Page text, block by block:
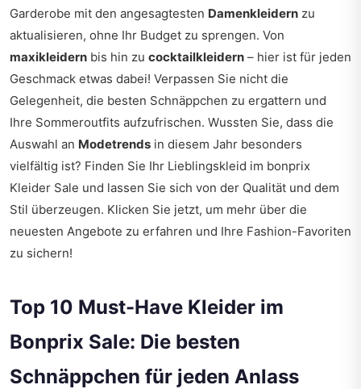
Garderobe mit den angesagtesten Damenkleidern zu
aktualisieren, ohne Ihr Budget zu sprengen. Von
maxikleidern bis hin zu cocktailkleidern – hier ist für jeden
Geschmack etwas dabei! Verpassen Sie nicht die
Gelegenheit, die besten Schnäppchen zu ergattern und
Ihre Sommeroutfits aufzufrischen. Wussten Sie, dass die
Auswahl an Modetrends in diesem Jahr besonders
vielfältig ist? Finden Sie Ihr Lieblingskleid im bonprix
Kleider Sale und lassen Sie sich von der Qualität und dem
Stil überzeugen. Klicken Sie jetzt, um mehr über die
neuesten Angebote zu erfahren und Ihre Fashion-Favoriten
zu sichern!
Top 10 Must-Have Kleider im
Bonprix Sale: Die besten
Schnäppchen für jeden Anlass